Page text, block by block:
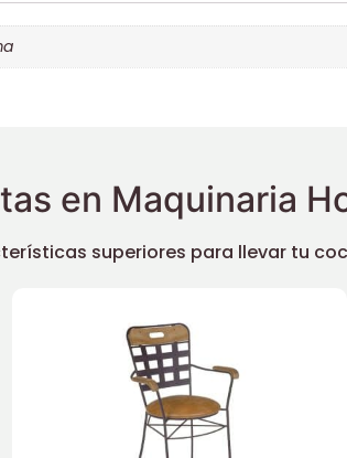
en Maquinaria
superiores para llevar tu